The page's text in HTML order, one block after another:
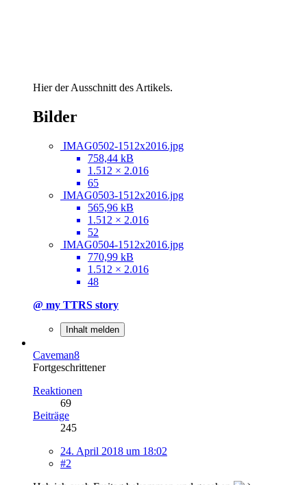
Hier der Ausschnitt des Artikels.
Bilder
IMAG0502-1512x2016.jpg
758,44 kB
1.512 × 2.016
65
IMAG0503-1512x2016.jpg
565,96 kB
1.512 × 2.016
52
IMAG0504-1512x2016.jpg
770,99 kB
1.512 × 2.016
48
@ my TTRS story
Inhalt melden
Caveman8
Fortgeschrittener
Reaktionen
69
Beiträge
245
24. April 2018 um 18:02
#2